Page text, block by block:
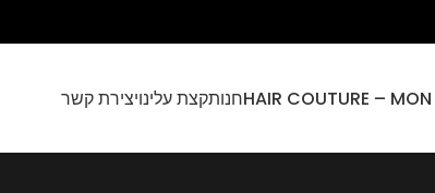
חנותקצת עלינויצירת קשר